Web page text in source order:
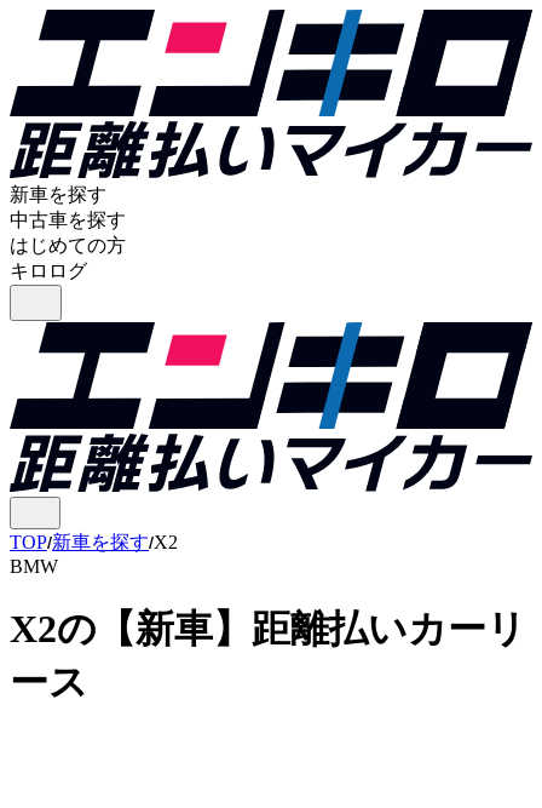
新車を探す
中古車を探す
はじめての方
キロログ
TOP 新車を探す X2
BMW
X2の 【新車】距離払いカーリ
ース